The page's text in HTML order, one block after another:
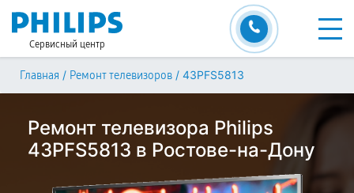
Сервисный центр
Главная / Ремонт телевизоров / 43PFS5813
Ремонт телевизора Philips
43PFS5813 в Ростове-на-Дону